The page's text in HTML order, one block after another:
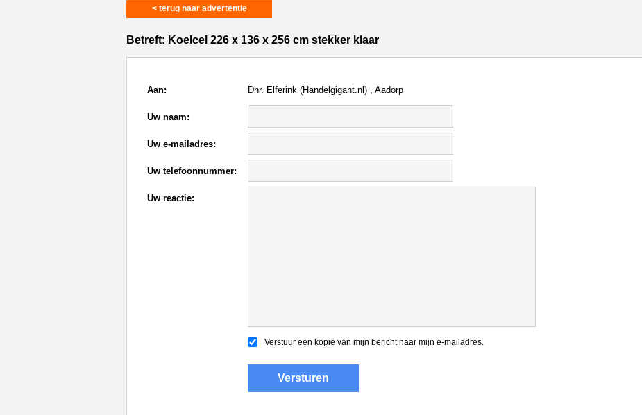
< terug naar advertentie
Betreft: Koelcel 226 x 136 x 256 cm stekker klaar
Aan: Dhr. Elferink (Handelgigant.nl) , Aadorp
Uw naam:
Uw e-mailadres:
Uw telefoonnummer:
Uw reactie:
Verstuur een kopie van mijn bericht naar mijn e-mailadres.